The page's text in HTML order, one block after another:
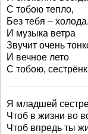
С тобою тепло,
Без тебя – холода.
И музыка ветра
Звучит очень
И вечное лето
С тобою,
Я младшей
Чтоб в жизни во
Чтоб впредь ты